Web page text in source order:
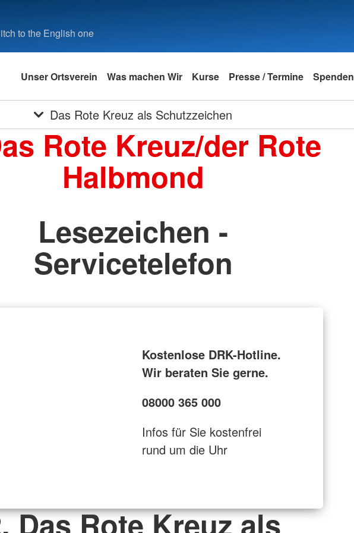
to the English one
Unser Ortsverein Was machen Wir Kurse Presse / Termine Spenden
Das Rote Kreuz als Schutzzeichen
Rote Kreuz/der Rote
Halbmond
Lesezeichen -
Servicetelefon
Kostenlose DRK-Hotline.
Wir beraten Sie gerne.
08000 365 000
Infos für Sie kostenfrei
rund um die Uhr
Das Rote Kreuz als